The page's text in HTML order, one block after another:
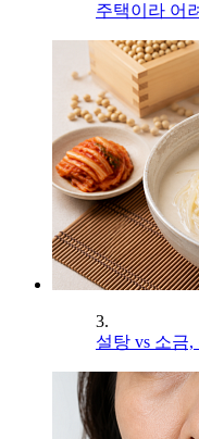
주택이라 어
3.
설탕 vs 소금